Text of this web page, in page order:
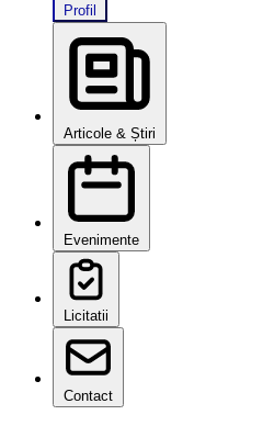
Profil
Articole & Știri
Evenimente
Licitatii
Contact